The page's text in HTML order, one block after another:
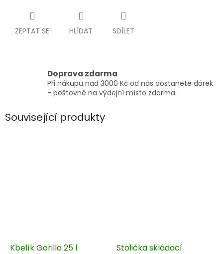
ZEPTAT SE HLÍDAT SDÍLET
Doprava zdarma
Při nákupu nad 3000 Kč od nás dostanete dárek
- poštovné na výdejní místo zdarma.
Související produkty
Kbelík Gorilla 25 l Stolička skládací